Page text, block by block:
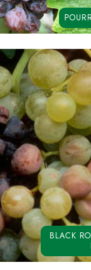
CYCLO R LIQUIDE
BLACK